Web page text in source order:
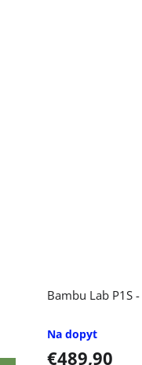
Bambu Lab P1S
Na dopyt
€489,90